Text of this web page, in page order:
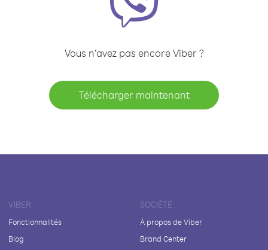
Vous n’avez pas encore Viber ?
Télécharger maintenant
VIBER
Fonctionnalités
Blog
SOCIÉTÉ
À propos de Viber
Brand Center